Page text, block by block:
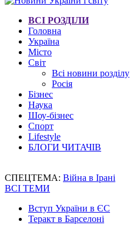
ВСІ РОЗДІЛИ
Головна
Україна
Місто
Світ
Всі новини розділу
Росія
Бізнес
Наука
Шоу-бізнес
Спорт
Lifestyle
БЛОГИ ЧИТАЧІВ
СПЕЦТЕМА: Війна в Ірані
ВСІ ТЕМИ
Вступ України в ЄС
Теракт в Барселоні